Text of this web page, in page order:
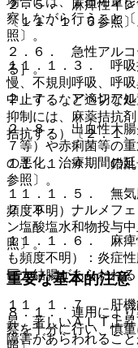
２．５． 麻痺性イレ
〔１１．１．６参照〕
２．６． 急性アルコ
る］。
２．７． アヘンアル
２．８． 出血性大腸
７等）や赤痢菌等の
の悪化、治療期間の
参照〕。
２．９． ナルメフェ
ン塩酸塩水和物投与
照〕。
重要な基本的注意
８．１． 連用により
察を十分に行い、慎
察しながら行うこと
照〕。
１１．１．３． 呼吸
慢、不規則呼吸、呼
中止するなど適切な
抑制には、麻薬拮抗
拮抗する）〔２．１
１１．１．４． 錯乱
１１．１．５． 無気
頻度不明）。
１１．１．６． 麻痺
も頻度不明）：炎症
巨大結腸があらわれ
１１．１．７． 肝機
昇、著しいＡＬＴ上
障害があらわれること